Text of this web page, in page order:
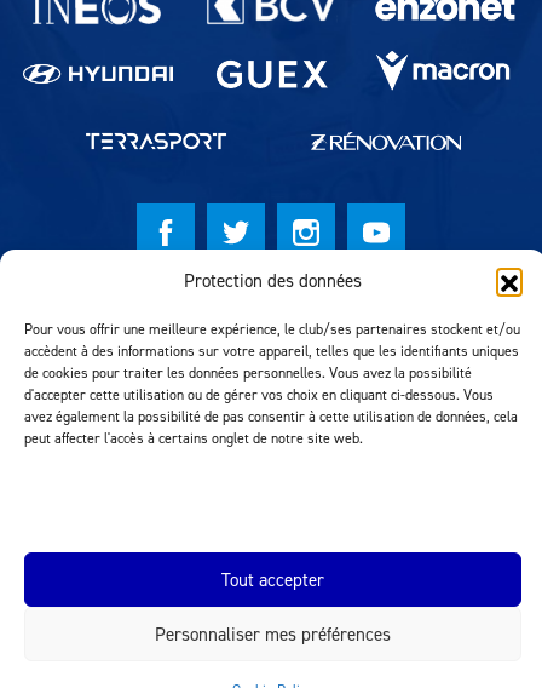
Protection des données
Pour vous offrir une meilleure expérience, le club/ses partenaires stockent et/ou
accèdent à des informations sur votre appareil, telles que les identifiants uniques
de cookies pour traiter les données personnelles. Vous avez la possibilité
d'accepter cette utilisation ou de gérer vos choix en cliquant ci-dessous. Vous
avez également la possibilité de pas consentir à cette utilisation de données, cela
peut affecter l'accès à certains onglet de notre site web.
Tout accepter
Personnaliser mes préférences
Réalisation MTM Agency